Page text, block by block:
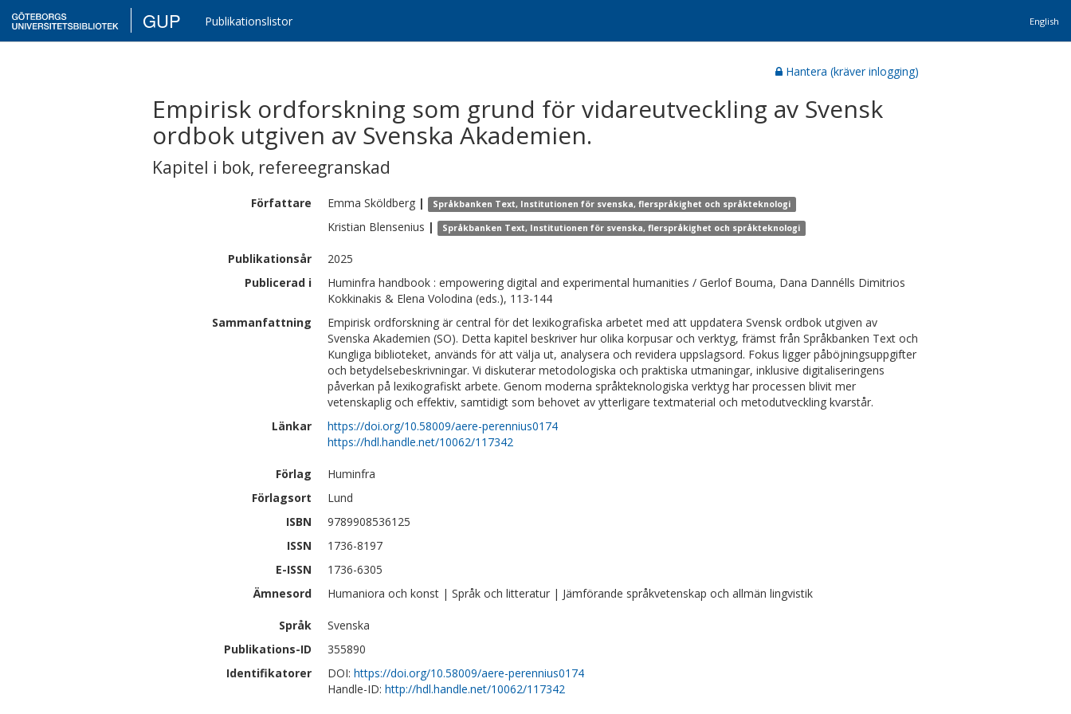
GUP Publikationslistor English
Hantera (kräver inlogging)
Empirisk ordforskning som grund för vidareutveckling av Svensk
ordbok utgiven av Svenska Akademien.
Kapitel i bok, refereegranskad
Författare Emma Sköldberg | Språkbanken Text, Institutionen för svenska, flerspråkighet och språkteknologi
Kristian Blensenius | Språkbanken Text, Institutionen för svenska, flerspråkighet och språkteknologi
Publikationsår
2025
Publicerad i
Huminfra handbook : empowering digital and experimental humanities / Gerlof Bouma, Dana Dannélls Dimitrios
Kokkinakis & Elena Volodina (eds.), 113-144
Sammanfattning
Empirisk ordforskning är central för det lexikografiska arbetet med att uppdatera Svensk ordbok utgiven av
Svenska Akademien (SO). Detta kapitel beskriver hur olika korpusar och verktyg, främst från Språkbanken Text och
Kungliga biblioteket, används för att välja ut, analysera och revidera uppslagsord. Fokus ligger påböjningsuppgifter
och betydelsebeskrivningar. Vi diskuterar metodologiska och praktiska utmaningar, inklusive digitaliseringens
påverkan på lexikografiskt arbete. Genom moderna språkteknologiska verktyg har processen blivit mer
vetenskaplig och effektiv, samtidigt som behovet av ytterligare textmaterial och metodutveckling kvarstår.
Länkar
https://doi.org/10.58009/aere-perennius0174
https://hdl.handle.net/10062/117342
Förlag
Huminfra
Förlagsort
Lund
ISBN
9789908536125
ISSN
1736-8197
E-ISSN
1736-6305
Ämnesord
Humaniora och konst | Språk och litteratur | Jämförande språkvetenskap och allmän lingvistik
Språk
Svenska
Publikations-ID
355890
Identifikatorer
DOI: https://doi.org/10.58009/aere-perennius0174
Handle-ID: http://hdl.handle.net/10062/117342